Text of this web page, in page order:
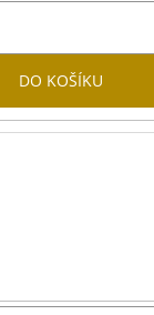
DO KOŠÍKU